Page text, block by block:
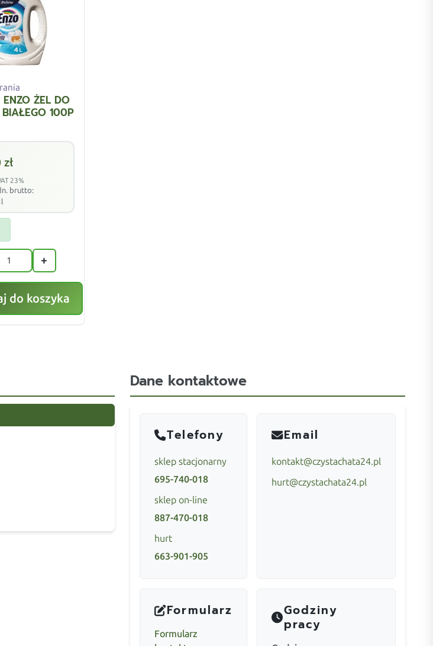
ENZO ŻEL DO
100P
zł
23%
brutto:
+
do koszyka
Dane kontaktowe
Telefony
sklep stacjonarny
695-740-018
sklep on-line
887-470-018
hurt
663-901-905
Email
kontakt@czystachata24.pl
hurt@czystachata24.pl
Formularz
Formularz
Godziny
pracy